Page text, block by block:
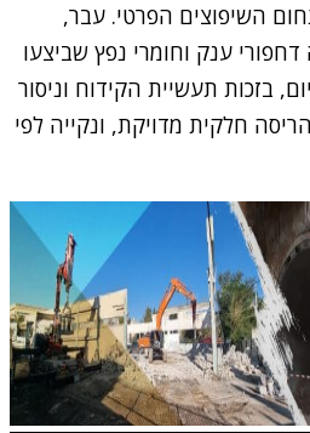
השיפוצים הפרטי. עבר,
ענק וחומרי נפץ שביצעו
בזכות תעשיית הקידוח וניסור
חלקית מדויקת, ונקייה לפי